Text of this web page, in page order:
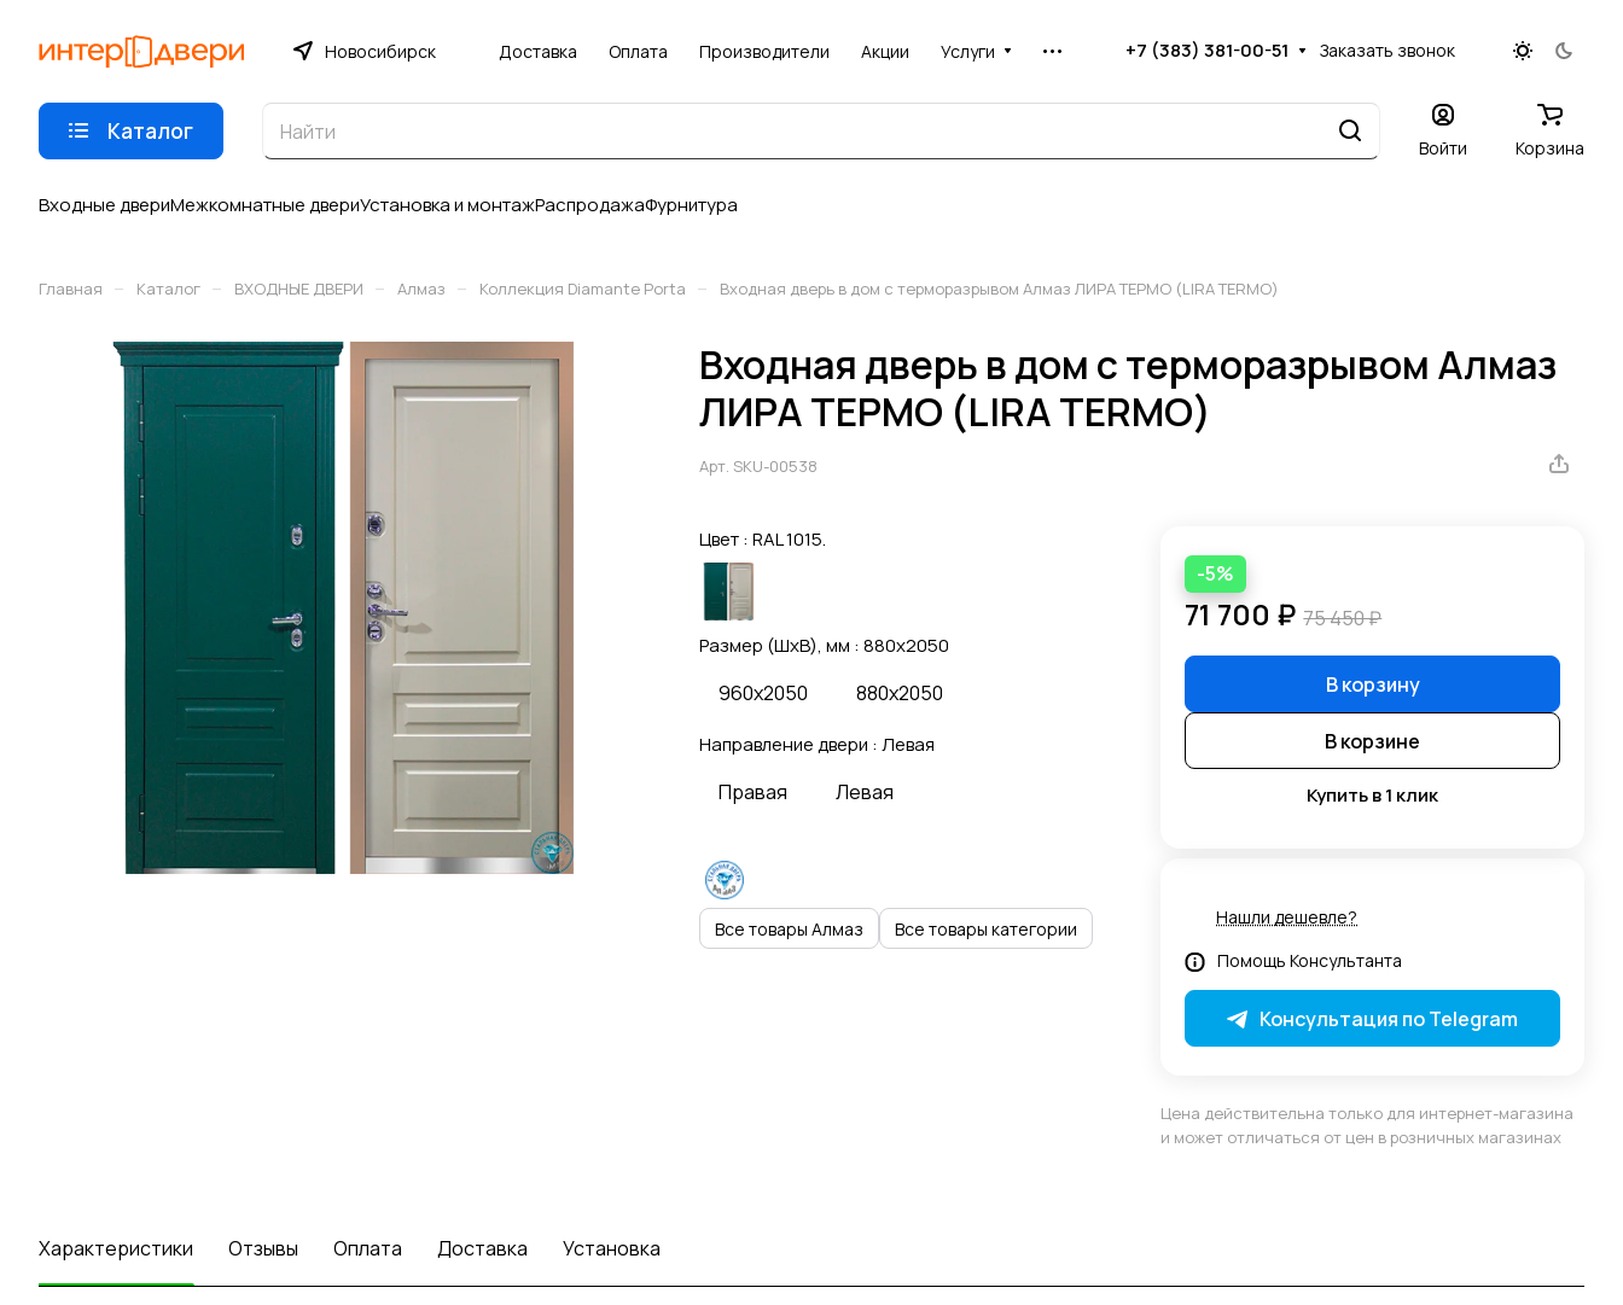
Новосибирск Доставка Оплата Производители Акции Услуги +7 (383) 381-00-51 Заказать звонок
Каталог
Войти Корзина
Входные двериМежкомнатные двериУстановка и монтажРаспродажаФурнитура
Главная – Каталог – ВХОДНЫЕ ДВЕРИ – Алмаз – Коллекция Diamante Porta – Входная дверь в дом с терморазрывом Алмаз ЛИРА ТЕРМО (LIRA TERMO)
Входная дверь в дом с терморазрывом Алмаз
ЛИРА ТЕРМО (LIRA TERMO)
Арт. SKU-00538
Цвет : RAL 1015.
Размер (ШхВ), мм : 880x2050
960x2050 880x2050
Направление двери : Левая
Правая Левая
Все товары Алмаз Все товары категории
-5%
71 700 ₽ 75 450 ₽
В корзину
В корзине
Купить в 1 клик
Нашли дешевле?
Помощь Консультанта
Консультация по Telegram
Цена действительна только для интернет-магазина
и может отличаться от цен в розничных магазинах
Характеристики Отзывы Оплата Доставка Установка